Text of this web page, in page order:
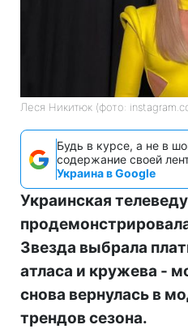
Леся Никитюк (фото:
Будь в курсе, а не в
содержание своей
Украина в Google
Украинская
Звезда выбрала
атласа и кружева -
снова вернулась в
трендов сезона.